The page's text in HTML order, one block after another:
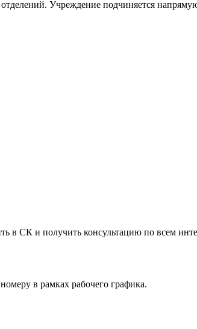
отделений. Учреждение подчиняется
в СК и получить консультацию по всем
в рамках рабочего графика.